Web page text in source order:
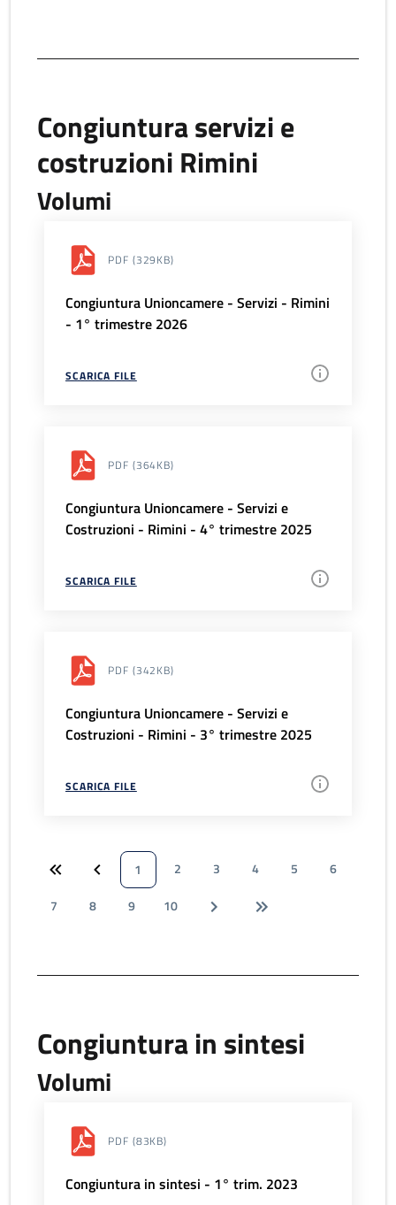
Congiuntura servizi e
costruzioni Rimini
Volumi
PDF (329KB)
Congiuntura Unioncamere - Servizi - Rimini
- 1° trimestre 2026
SCARICA FILE
PDF (364KB)
Congiuntura Unioncamere - Servizi e
Costruzioni - Rimini - 4° trimestre 2025
SCARICA FILE
PDF (342KB)
Congiuntura Unioncamere - Servizi e
Costruzioni - Rimini - 3° trimestre 2025
SCARICA FILE
1 2 3 4 5
6
7
8 9 10
Congiuntura in sintesi
Volumi
PDF (83KB)
Congiuntura in sintesi - 1° trim. 2023